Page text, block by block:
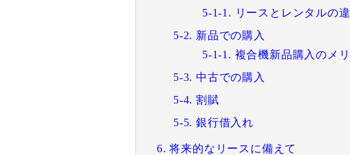
5-1-1. リースとレンタルの
5-2. 新品での購入
5-1-1. 複合機新品購入のメ
5-3. 中古での購入
5-4. 割賦
5-5. 銀行借入れ
6. 将来的なリースに備えて